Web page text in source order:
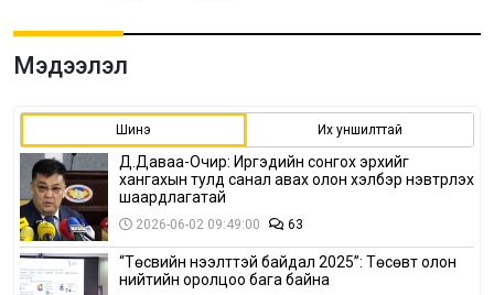
Мэдээлэл
Шинэ Их уншилттай
Д.Даваа-Очир: Иргэдийн сонгох эрхийг
хангахын тулд санал авах олон хэлбэр нэвтрүүлэх
шаардлагатай
2026-06-02 09:49:00 63
“Төсвийн нээлттэй байдал 2025”: Төсөвт олон
нийтийн оролцоо бага байна